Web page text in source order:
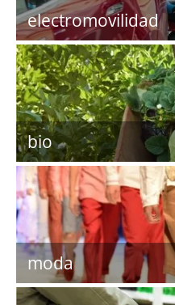
electromovilidad
bio
moda